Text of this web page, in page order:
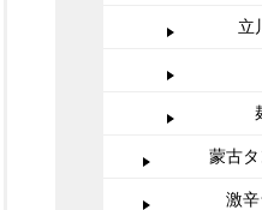
立
蒙古
激